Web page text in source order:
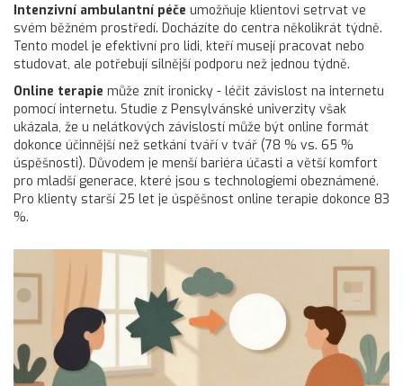
Intenzivní ambulantní péče umožňuje klientovi setrvat ve
svém běžném prostředí. Docházíte do centra několikrát týdně.
Tento model je efektivní pro lidi, kteří musejí pracovat nebo
studovat, ale potřebují silnější podporu než jednou týdně.
Online terapie může znít ironicky - léčit závislost na internetu
pomocí internetu. Studie z Pensylvánské univerzity však
ukázala, že u nelátkových závislostí může být online formát
dokonce účinnější než setkání tváří v tvář (78 % vs. 65 %
úspěšnosti). Důvodem je menší bariéra účasti a větší komfort
pro mladší generace, které jsou s technologiemi obeznámené.
Pro klienty starší 25 let je úspěšnost online terapie dokonce 83
%.